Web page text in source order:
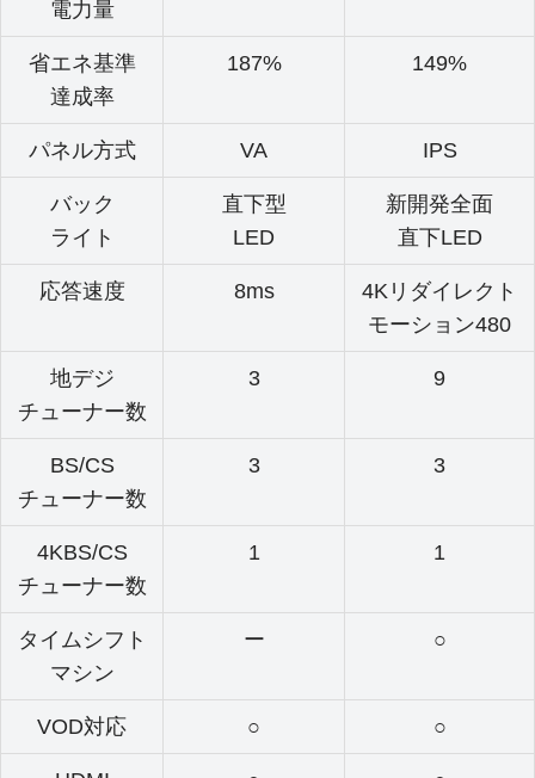
電力量
省エネ基準
達成率
187% 149%
パネル方式 VA IPS
バック
ライト
直下型
LED
新開発全面
直下LED
応答速度 8ms
4Kリダイレクト
モーション480
地デジ
チューナー数
3 9
BS/CS
チューナー数
3 3
4KBS/CS
チューナー数
1 1
タイムシフト
マシン
ー ○
VOD対応 ○ ○